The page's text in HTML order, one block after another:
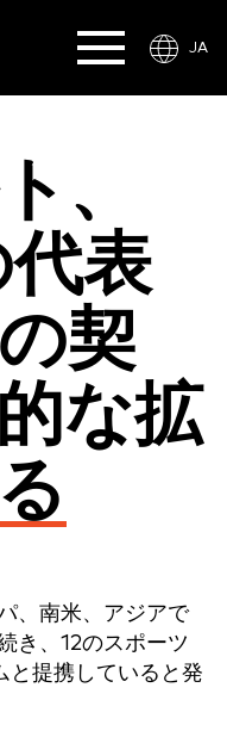
JA
、
代表
契
な拡
、南米、アジアで
き、12のスポーツ
と提携していると発